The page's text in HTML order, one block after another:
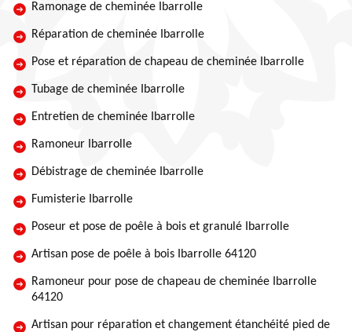
Ramonage de cheminée Ibarrolle
Réparation de cheminée Ibarrolle
Pose et réparation de chapeau de cheminée Ibarrolle
Tubage de cheminée Ibarrolle
Entretien de cheminée Ibarrolle
Ramoneur Ibarrolle
Débistrage de cheminée Ibarrolle
Fumisterie Ibarrolle
Poseur et pose de poêle à bois et granulé Ibarrolle
Artisan pose de poêle à bois Ibarrolle 64120
Ramoneur pour pose de chapeau de cheminée Ibarrolle
64120
Artisan pour réparation et changement étanchéité pied de